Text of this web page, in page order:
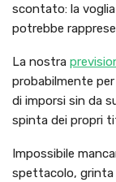
scontato: la
potrebbe
La nostra
probabilmente
di imporsi sin da
spinta dei propri
Impossibile
spettacolo, grinta